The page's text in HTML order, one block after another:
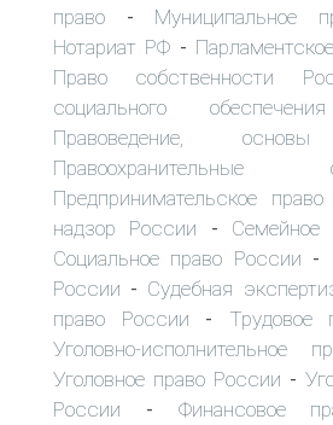
право - Муниципальное
Нотариат РФ -
Право собственности
социального
Правоведение,
Правоохранительные
Предпринимательское право
надзор России - Семейное
Социальное право России -
России - Судебная
право России - Трудовое
Уголовно-исполнительное
Уголовное право России -
России - Финансовое